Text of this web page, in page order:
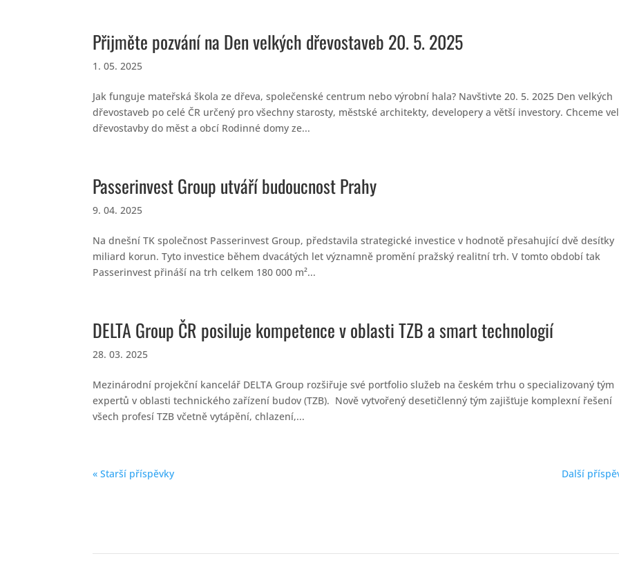
Přijměte pozvání na Den velkých dřevostaveb 20. 5. 2025
1. 05. 2025
Jak funguje mateřská škola ze dřeva, společenské centrum nebo výrobní hala? Navštivte 20. 5. 2025 Den velkých
dřevostaveb po celé ČR určený pro všechny starosty, městské architekty, developery a větší investory. Chceme
dřevostavby do měst a obcí Rodinné domy ze...
Passerinvest Group utváří budoucnost Prahy
9. 04. 2025
Na dnešní TK společnost Passerinvest Group, představila strategické investice v hodnotě přesahující dvě desítky
miliard korun. Tyto investice během dvacátých let významně promění pražský realitní trh. V tomto období tak
Passerinvest přináší na trh celkem 180 000 m²...
DELTA Group ČR posiluje kompetence v oblasti TZB a smart technologií
28. 03. 2025
Mezinárodní projekční kancelář DELTA Group rozšiřuje své portfolio služeb na českém trhu o specializovaný tým
expertů v oblasti technického zařízení budov (TZB). Nově vytvořený desetičlenný tým zajišťuje komplexní řešení
všech profesí TZB včetně vytápění, chlazení,...
« Starší příspěvky Další